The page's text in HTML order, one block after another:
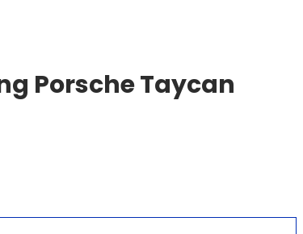
Porsche Taycan